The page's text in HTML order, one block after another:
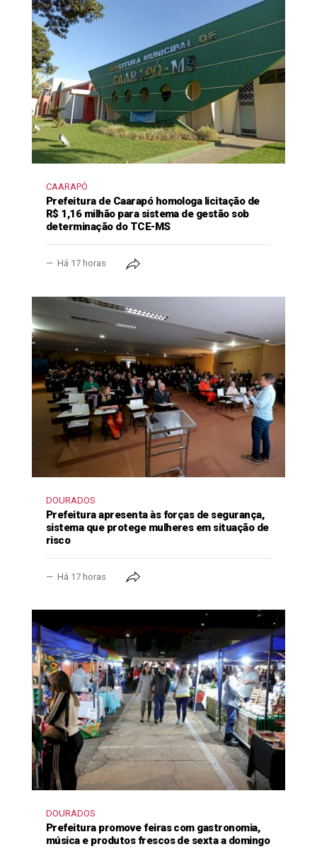
CAARAPÓ
Prefeitura de Caarapó homologa licitação de
R$ 1,16 milhão para sistema de gestão sob
determinação do TCE-MS
Há 17 horas
DOURADOS
Prefeitura apresenta às forças de segurança,
sistema que protege mulheres em situação de
risco
Há 17 horas
DOURADOS
Prefeitura promove feiras com gastronomia,
música e produtos frescos de sexta a domingo